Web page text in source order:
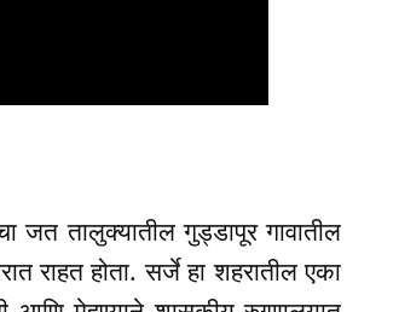
जत तालुक्यातील गुड्डापूर गावातील
राहत होता. सर्जे हा शहरातील एका